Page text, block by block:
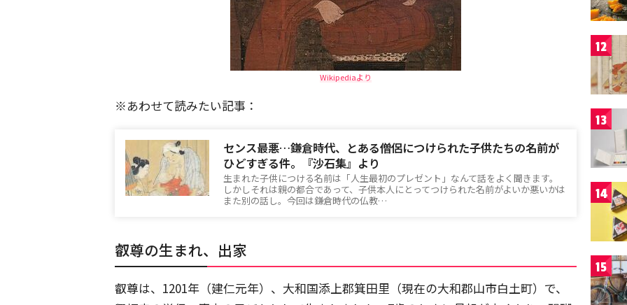
Wikipediaより
※あわせて読みたい記事：
センス最悪…鎌倉時代、とある僧侶につけられた子供たちの名前が
ひどすぎる件。『沙石集』より
生まれた子供につける名前は「人生最初のプレゼント」なんて話をよく聞きます。
しかしそれは親の都合であって、子供本人にとってつけられた名前がよいか悪いかは
また別の話し。今回は鎌倉時代の仏教…
叡尊の生まれ、出家
叡尊は、1201年（建仁元年）、大和国添上郡箕田里（現在の大和郡山市白土町）で、
12
13
14
15